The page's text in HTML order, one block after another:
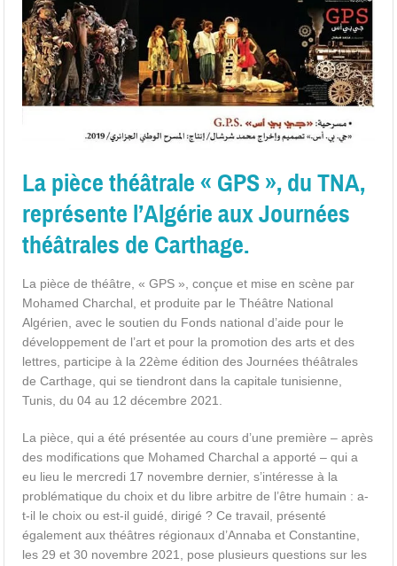
La pièce théâtrale « GPS », du TNA,
représente l’Algérie aux Journées
théâtrales de Carthage.
La pièce de théâtre, « GPS », conçue et mise en scène par
Mohamed Charchal, et produite par le Théâtre National
Algérien, avec le soutien du Fonds national d’aide pour le
développement de l’art et pour la promotion des arts et des
lettres, participe à la 22ème édition des Journées théâtrales
de Carthage, qui se tiendront dans la capitale tunisienne,
Tunis, du 04 au 12 décembre 2021.
La pièce, qui a été présentée au cours d’une première – après
des modifications que Mohamed Charchal a apporté – qui a
eu lieu le mercredi 17 novembre dernier, s’intéresse à la
problématique du choix et du libre arbitre de l’être humain : a-
t-il le choix ou est-il guidé, dirigé ? Ce travail, présenté
également aux théâtres régionaux d’Annaba et Constantine,
les 29 et 30 novembre 2021, pose plusieurs questions sur les